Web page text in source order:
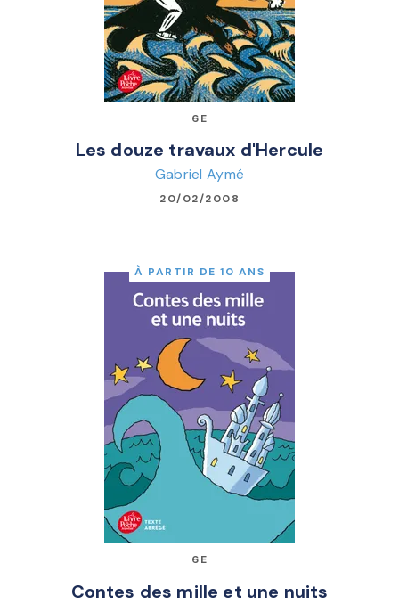
6E
Les douze travaux d'Hercule
Gabriel Aymé
20/02/2008
À PARTIR DE 10 ANS
6E
Contes des mille et une nuits